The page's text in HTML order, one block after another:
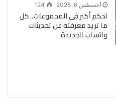
أغسطس 6, 2026 124
تحكم أكبر فى المجموعات.. كل
ما تريد معرفته عن تحديثات
واتساب الجديدة